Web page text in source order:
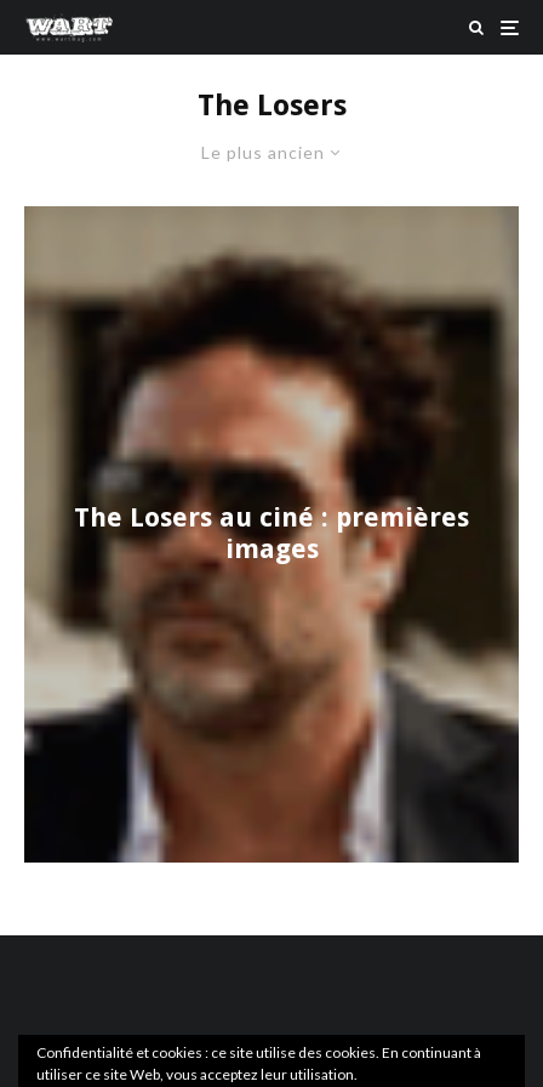
The Losers
Le plus ancien
The Losers au ciné : premières
images
Confidentialité et cookies : ce site utilise des cookies. En continuant à
utiliser ce site Web, vous acceptez leur utilisation.